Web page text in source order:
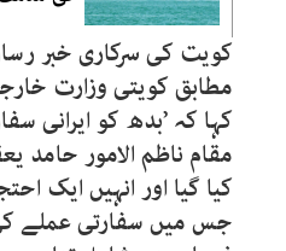
کویت کی سرکاری خبر
مطابق کویتی وزارت
کہا کہ ’بدھ کو ایرانی
مقام ناظم الامور حامد
کیا گیا اور انہیں ایک
جس میں سفارتی عملے